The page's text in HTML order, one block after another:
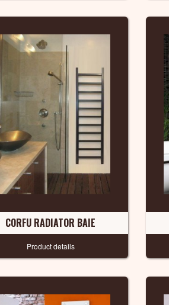
CORFU RADIATOR BAIE
Product details